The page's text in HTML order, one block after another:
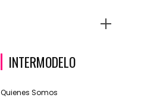
INTERMODELO
Quienes Somos